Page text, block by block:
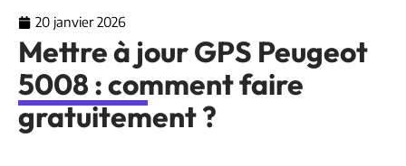
20 janvier 2026
Mettre à jour GPS Peugeot
5008 : comment faire
gratuitement ?